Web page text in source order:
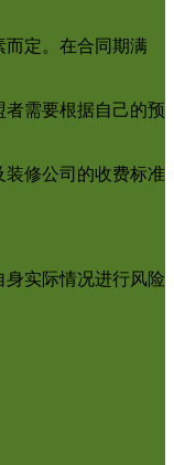
定。在合同期满
需要根据自己的预
装修公司的收费标准
实际情况进行风险